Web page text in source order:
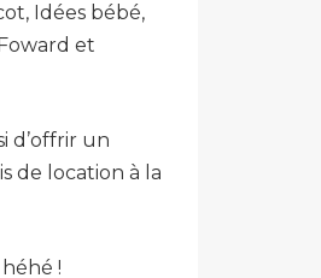
Idées bébé,
et
d’offrir un
de location à la
!